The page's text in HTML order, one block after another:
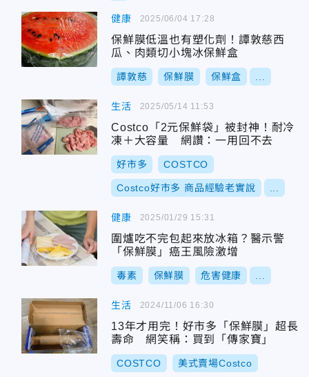
健康
保鮮膜低溫也有塑化劑！譚敦慈西
瓜、肉類切小塊冰保鮮盒
譚敦慈 保鮮膜 保鮮盒
2025/06/04 17:28
生活
Costco「2元保鮮袋」被封神！耐冷
凍＋大容量 網讚：一用回不去
好市多 COSTCO
Costco好市多 商品經驗老實說
2025/05/14 11:53
健康
圍爐吃不完包起來放冰箱？醫示警
「保鮮膜」癌王風險激增
毒素 保鮮膜 危害健康
2025/01/29 15:31
生活
13年才用完！好市多「保鮮膜」超長
壽命 網笑稱：買到「傳家寶」
COSTCO 美式賣場Costco
2024/11/06 16:30